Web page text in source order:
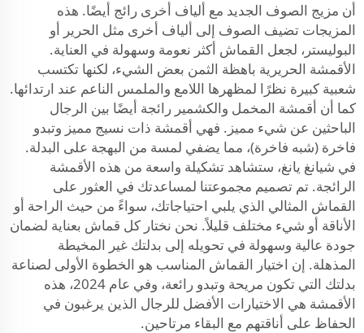
أن مزيج الصوف الجديد مع ألياف أخرى رائج أيضًا. هذه
المزيجات تضيف الصوف إلى ألياف أخرى مثل الحرير أو
البوليستر، لجعل القماش أكثر نعومة وسهولة في العناية.
الأقمشة الحريرية باهظة الثمن بعض الشيء، لكنها تكتسب
شعبية كبيرة نظرًا لمظهرها اللامع والملمس الناعم عند ارتدائها.
كما أن أقمشة المخمل والكشمير رائجة أيضًا بين الرجال
الباحثين عن شيء مميز. فهي أقمشة ذات نسيج مميز وتبدو
فاخرة (شبه فاخرة)، مما يضفي لمسة من البهجة على البدلة.
في شيانغ يانغ، ستشاهد تشكيلة واسعة من هذه الأقمشة
الرائجة. تم تصميم مجموعتنا لمساعدتك في العثور على
القماش المثالي الذي يلبي احتياجاتك، سواءً من حيث الراحة أو
الأناقة أو شيء مختلف قليلاً. نحن نختار كل قماش بعناية لضمان
جودة عالية وسهولة في تحويله إلى بدلتك غير المخيطة
المذهلة. إن اختيار القماش المناسب هو الخطوة الأولى لصناعة
بدلتك التي تكون مريحة وتبدو رائعة، وفي عام 2024، هذه
الأقمشة هي الاختيارات الأفضل للرجال الذين يرغبون في
الحفاظ على أناقتهم مع البقاء مرتاحين.